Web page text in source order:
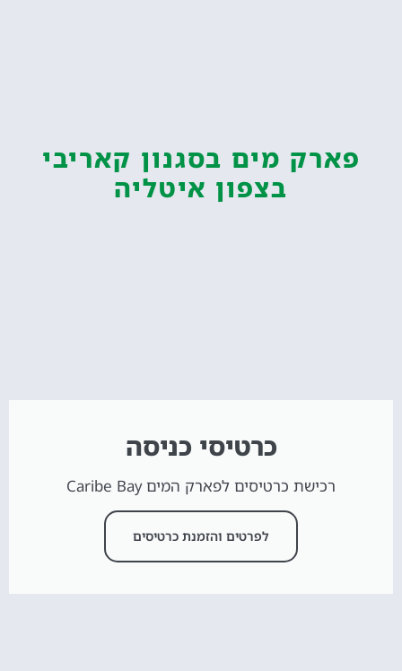
פארק מים בסגנון קאריבי
בצפון איטליה
כרטיסי כניסה
רכישת כרטיסים לפארק המים Caribe Bay
לפרטים והזמנת כרטיסים